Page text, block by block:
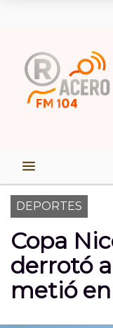
DEPORTES
Copa
derrotó
metió